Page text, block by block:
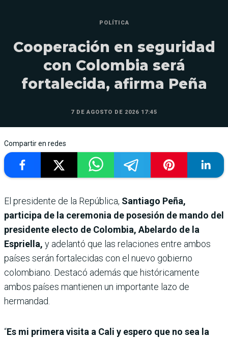
POLÍTICA
Cooperación en seguridad
con Colombia será
fortalecida, afirma Peña
7 DE AGOSTO DE 2026 17:45
Compartir en redes
El presidente de la República, Santiago Peña,
participa de la ceremonia de posesión de mando del
presidente electo de Colombia, Abelardo de la
Espriella, y adelantó que las relaciones entre ambos
países serán fortalecidas con el nuevo gobierno
colombiano. Destacó además que históricamente
ambos países mantienen un importante lazo de
hermandad.
“Es mi primera visita a Cali y espero que no sea la